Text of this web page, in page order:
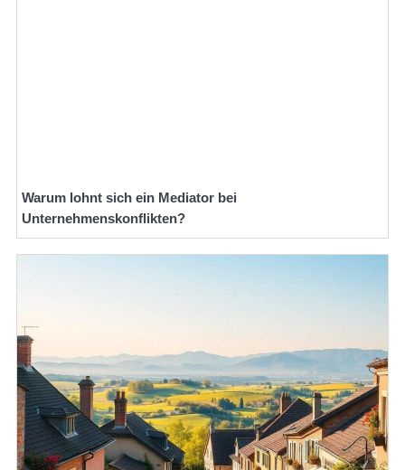
Warum lohnt sich ein Mediator bei
Unternehmenskonflikten?